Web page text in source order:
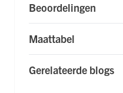
Beoordelingen
Maattabel
Gerelateerde blogs